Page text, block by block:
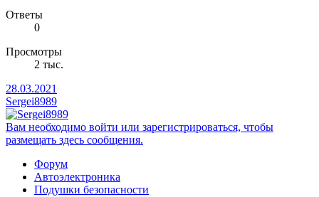
Ответы
0
Просмотры
2 тыс.
28.03.2021
Sergei8989
Вам необходимо войти или зарегистрироваться, чтобы
размещать здесь сообщения.
Форум
Автоэлектроника
Подушки безопасности